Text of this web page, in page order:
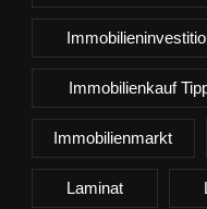
Immobilienkauf
Immobilienmarkt
Laminat